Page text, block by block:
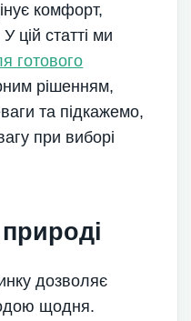
комфорт,
цій статті ми
готового
рішенням,
та підкажемо,
при виборі
дозволяє
щодня.